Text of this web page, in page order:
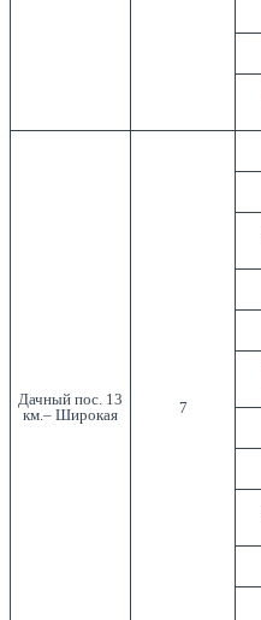
Дачный пос. 13
км.– Широкая
7